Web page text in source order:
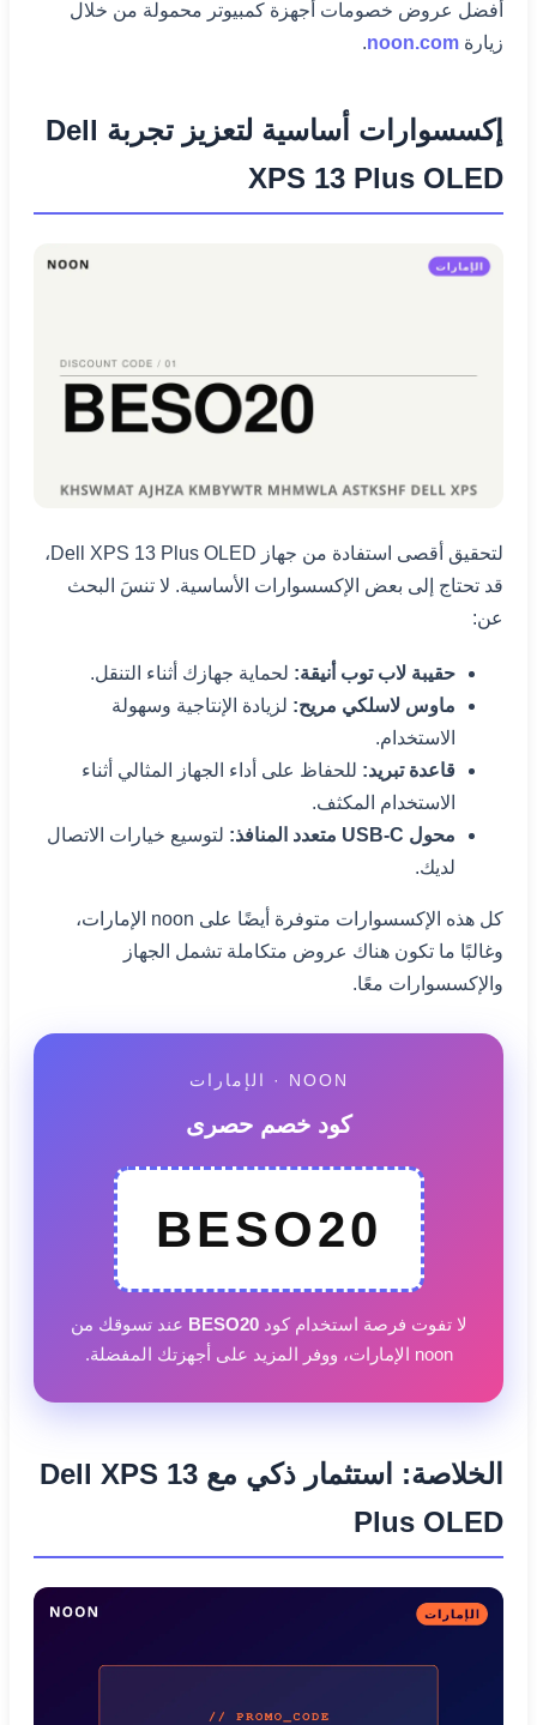
أفضل عروض خصومات أجهزة كمبيوتر محمولة من خلال
زيارة noon.com
.
إكسسوارات أساسية لتعزيز تجربة Dell
XPS 13 Plus OLED
لتحقيق أقصى استفادة من جهاز Dell XPS 13 Plus OLED،
قد تحتاج إلى بعض الإكسسوارات الأساسية. لا تنسَ البحث
عن:
حقيبة لاب توب أنيقة: لحماية جهازك أثناء التنقل.
ماوس لاسلكي مريح: لزيادة الإنتاجية وسهولة
الاستخدام.
قاعدة تبريد: للحفاظ على أداء الجهاز المثالي أثناء
الاستخدام المكثف.
محول USB-C متعدد المنافذ:
لتوسيع خيارات الاتصال
لديك.
كل هذه الإكسسوارات متوفرة أيضًا على noon الإمارات،
وغالبًا ما تكون هناك عروض متكاملة تشمل الجهاز
والإكسسوارات معًا.
NOON · الإمارات
كود خصم حصرى
BESO20
لا تفوت فرصة استخدام كودBESO20 عند تسوقك من
noon الإمارات، ووفر المزيد على أجهزتك المفضلة.
الخلاصة: استثمار ذكي مع Dell XPS 13
Plus OLED